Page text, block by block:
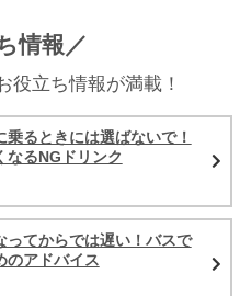
情報／
役立ち情報が満載！
乗るときには選ばないで！
なるNGドリンク
ってからでは遅い！バスで
のアドバイス